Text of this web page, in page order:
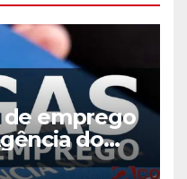
de emprego
do